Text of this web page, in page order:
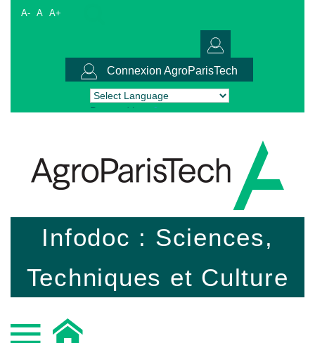
A- A A+
Connexion AgroParisTech
Powered by Translate
Infodoc : Sciences,
Techniques et Culture